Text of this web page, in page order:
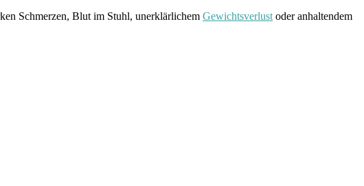
Schmerzen, Blut im Stuhl, unerklärlichem Gewichtsverlust oder anhaltendem